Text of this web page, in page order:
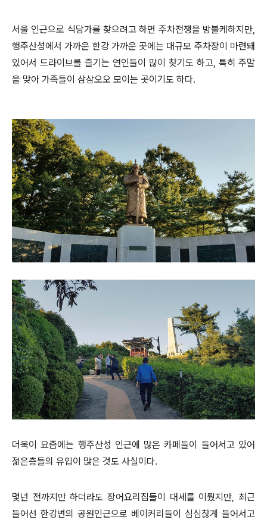
서울 인근으로 식당가를 찾으려고 하면 주차전쟁을 방불케하지만,
행주산성에서 가까운 한강 가까운 곳에는 대규모 주차장이 마련돼
있어서 드라이브를 즐기는 연인들이 많이 찾기도 하고, 특히 주말
을 맞아 가족들이 삼삼오오 모이는 곳이기도 하다.
더욱이 요즘에는 행주산성 인근에 많은 카페들이 들어서고 있어
젊은층들의 유입이 많은 것도 사실이다.
몇년 전까지만 하더라도 장어요리집들이 대세를 이뤘지만, 최근
들어선 한강변의 공원인근으로 베이커리들이 심심찮게 들어서고